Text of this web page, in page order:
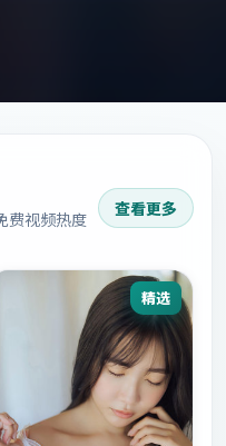
费视频热度
查看更多
精选